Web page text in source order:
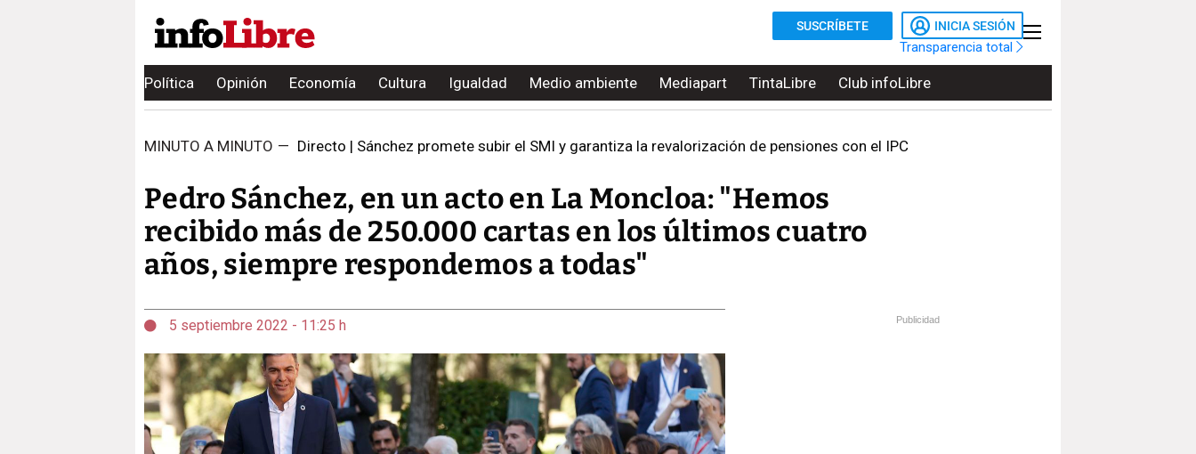
SUSCRÍBETE INICIA SESIÓN
Transparencia total
Política Opinión Economía Cultura Igualdad Medio ambiente Mediapart TintaLibre Club infoLibre
MINUTO A MINUTO — Directo | Sánchez promete subir el SMI y garantiza la revalorización de pensiones con el IPC
Pedro Sánchez, en un acto en La Moncloa: "Hemos
recibido más de 250.000 cartas en los últimos cuatro
años, siempre respondemos a todas"
5 septiembre 2022 - 11:25 h Publicidad